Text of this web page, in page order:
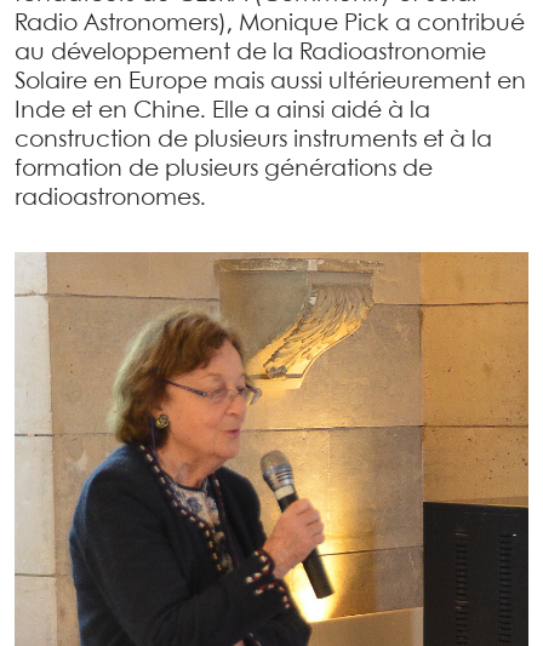
Radio Astronomers), Monique Pick a contribué
au développement de la Radioastronomie
Solaire en Europe mais aussi ultérieurement en
Inde et en Chine. Elle a ainsi aidé à la
construction de plusieurs instruments et à la
formation de plusieurs générations de
radioastronomes.